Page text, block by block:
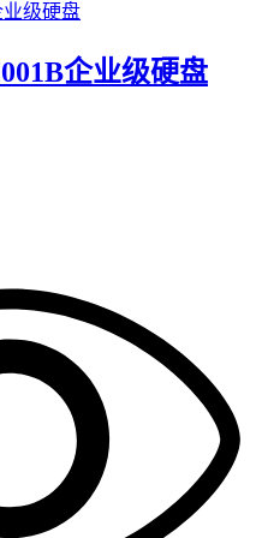
企业级硬盘